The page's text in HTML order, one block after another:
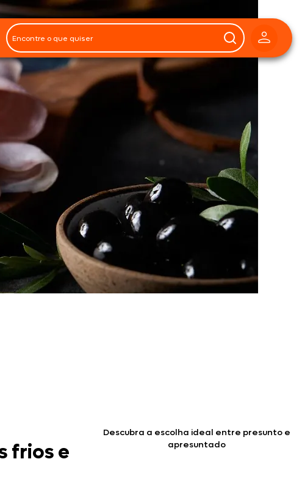
frios e
Descubra a escolha ideal entre presunto e
apresuntado